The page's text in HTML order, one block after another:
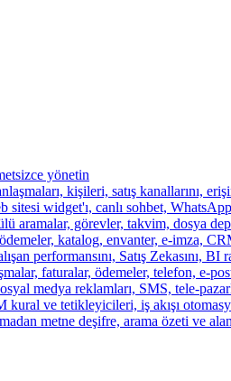
yönetin
kişileri, satış kanallarını,
sitesi widget'ı, canlı sohbet,
aramalar, görevler, takvim, dosya
katalog, envanter, e-imza,
performansını, Satış Zekasını, BI
faturalar, ödemeler, telefon, e-
medya reklamları, SMS, tele-
kural ve tetikleyicileri, iş akışı
metne deşifre, arama özeti ve